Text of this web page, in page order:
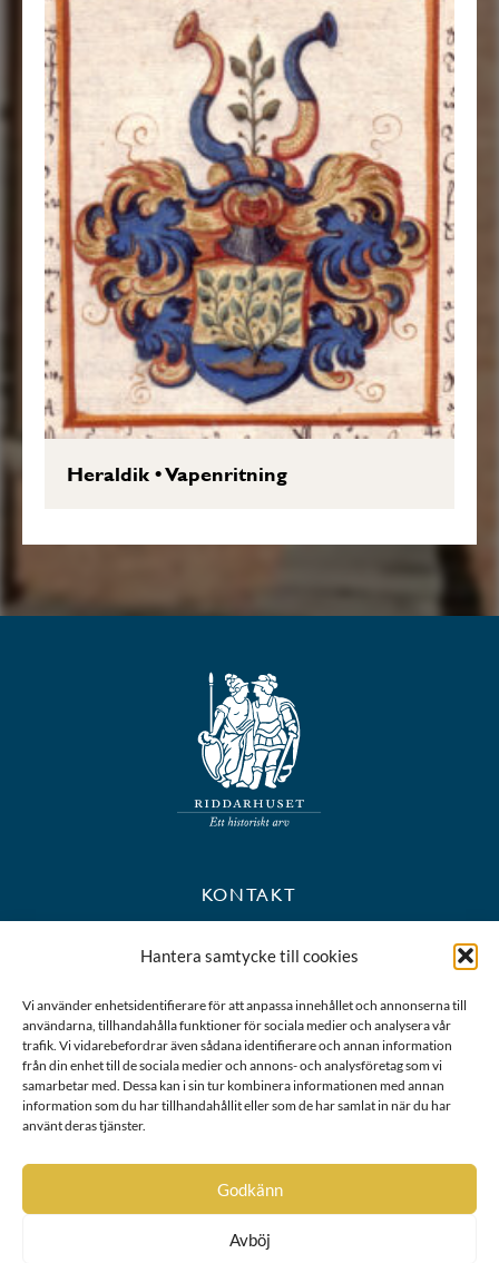
Hantera samtycke till cookies
Vi använder enhetsidentifierare för att anpassa innehållet och annonserna till
användarna, tillhandahålla funktioner för sociala medier och analysera vår
trafik. Vi vidarebefordrar även sådana identifierare och annan information
från din enhet till de sociala medier och annons- och analysföretag som vi
samarbetar med. Dessa kan i sin tur kombinera informationen med annan
information som du har tillhandahållit eller som de har samlat in när du har
använt deras tjänster.
Godkänn
Avböj
Heraldik•Vapenritning
KONTAKT
BESÖKS- OCH POSTADRESS
Riddarhustorget 10
Karta